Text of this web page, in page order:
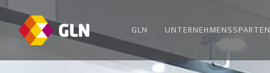
GLN UNTERNEHMENSSPARTEN